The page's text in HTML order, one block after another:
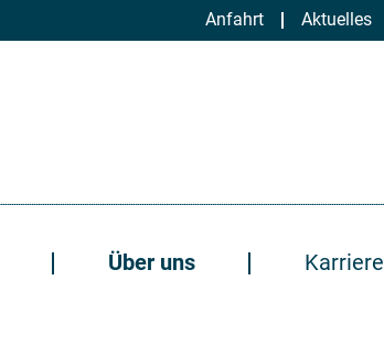
Anfahrt Aktuelles
Über uns Karriere